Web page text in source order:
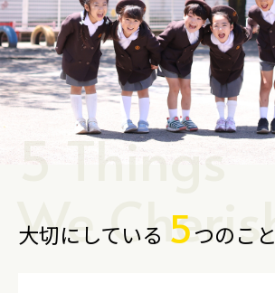
5 Things
We Cherish
大切にしている 5つのこと